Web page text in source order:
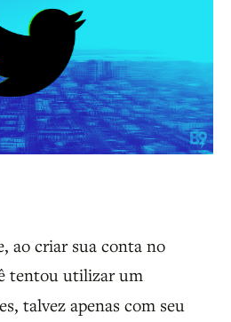
ao criar sua conta no
tentou utilizar um
talvez apenas com seu